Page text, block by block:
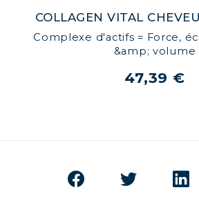
COLLAGEN VITAL
Complexe d'actifs = Force,
&amp; volume
47,39 €